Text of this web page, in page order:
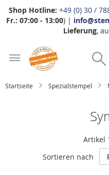
Shop Hotline: +49 (0) 30 /
Fr.: 07:00 - 13:00) |
Lieferung,
Startseite Spezialstempel
Artikel
Sortieren nach